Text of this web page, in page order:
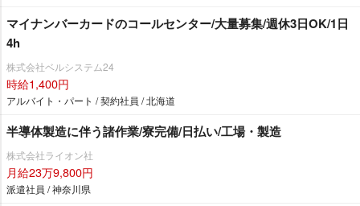
マイナンバーカードのコールセンター/大量募集/週休3日OK/1日
4h
株式会社ベルシステム24
時給1,400円
アルバイト・パート / 契約社員 / 北海道
半導体製造に伴う諸作業/寮完備/日払い/工場・製造
株式会社ライオン社
月給23万9,800円
派遣社員 / 神奈川県